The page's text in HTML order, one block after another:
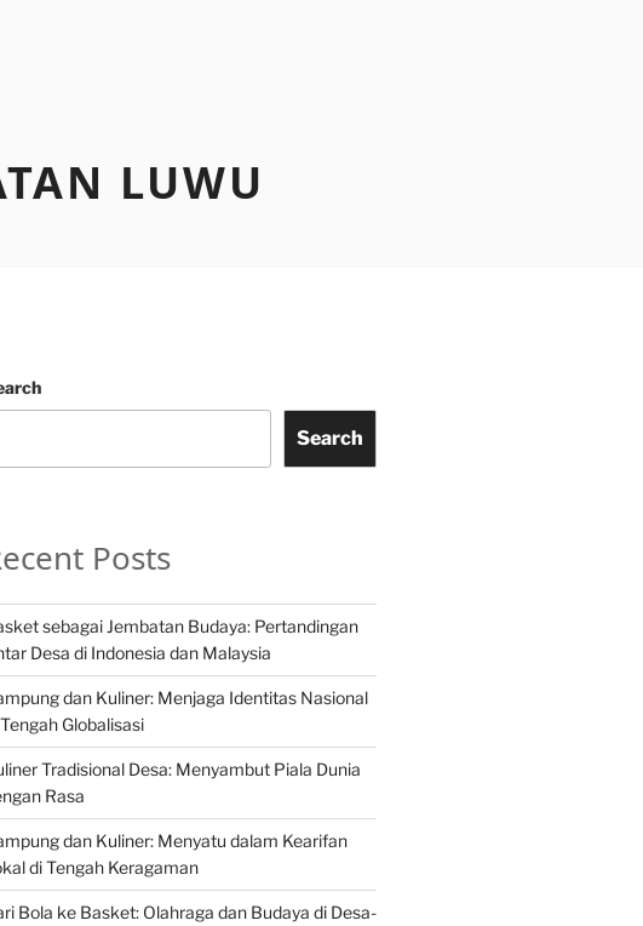
LUWU
Search
Posts
sebagai Jembatan Budaya: Pertandingan
Desa di Indonesia dan Malaysia
dan Kuliner: Menjaga Identitas Nasional
Globalisasi
Tradisional Desa: Menyambut Piala Dunia
Rasa
dan Kuliner: Menyatu dalam Kearifan
di Tengah Keragaman
Bola ke Basket: Olahraga dan Budaya di Desa-